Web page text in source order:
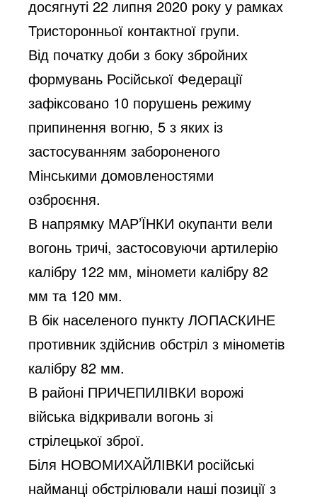
досягнуті 22 липня 2020 року у рамках
Тристоронньої контактної групи.
Від початку доби з боку збройних
формувань Російської Федерації
зафіксовано 10 порушень режиму
припинення вогню, 5 з яких із
застосуванням забороненого
Мінськими домовленостями
озброєння.
В напрямку МАР’ЇНКИ окупанти вели
вогонь тричі, застосовуючи артилерію
калібру 122 мм, міномети калібру 82
мм та 120 мм.
В бік населеного пункту ЛОПАСКИНЕ
противник здійснив обстріл з мінометів
калібру 82 мм.
В районі ПРИЧЕПИЛІВКИ ворожі
війська відкривали вогонь зі
стрілецької зброї.
Біля НОВОМИХАЙЛІВКИ російські
найманці обстрілювали наші позиції з